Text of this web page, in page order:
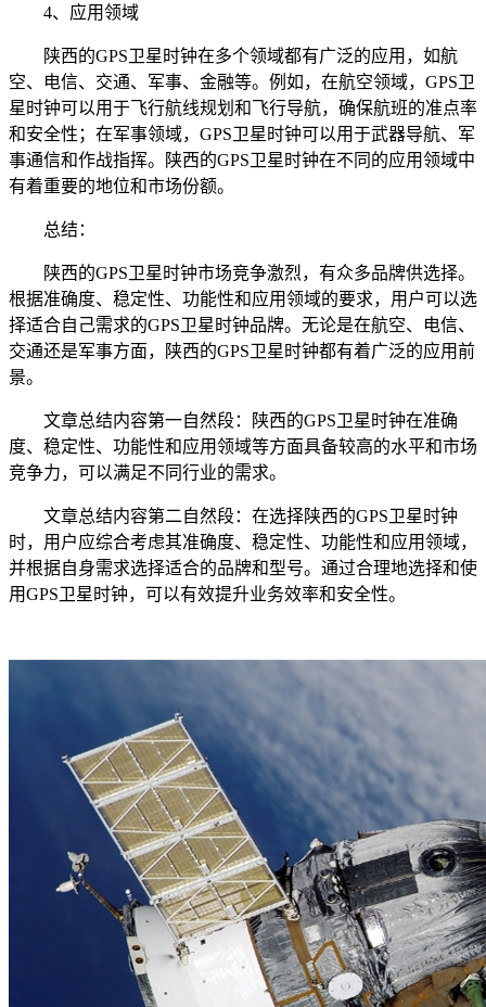
4、应用领域
陕西的GPS卫星时钟在多个领域都有广泛的应用，如航
空、电信、交通、军事、金融等。例如，在航空领域，GPS卫
星时钟可以用于飞行航线规划和飞行导航，确保航班的准点率
和安全性；在军事领域，GPS卫星时钟可以用于武器导航、军
事通信和作战指挥。陕西的GPS卫星时钟在不同的应用领域中
有着重要的地位和市场份额。
总结：
陕西的GPS卫星时钟市场竞争激烈，有众多品牌供选择。
根据准确度、稳定性、功能性和应用领域的要求，用户可以选
择适合自己需求的GPS卫星时钟品牌。无论是在航空、电信、
交通还是军事方面，陕西的GPS卫星时钟都有着广泛的应用前
景。
文章总结内容第一自然段：陕西的GPS卫星时钟在准确
度、稳定性、功能性和应用领域等方面具备较高的水平和市场
竞争力，可以满足不同行业的需求。
文章总结内容第二自然段：在选择陕西的GPS卫星时钟
时，用户应综合考虑其准确度、稳定性、功能性和应用领域，
并根据自身需求选择适合的品牌和型号。通过合理地选择和使
用GPS卫星时钟，可以有效提升业务效率和安全性。